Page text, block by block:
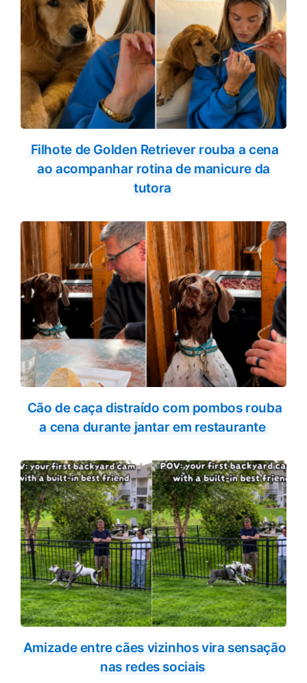
Filhote de Golden Retriever rouba a cena
ao acompanhar rotina de manicure da
tutora
Cão de caça distraído com pombos rouba
a cena durante jantar em restaurante
Amizade entre cães vizinhos vira sensação
nas redes sociais